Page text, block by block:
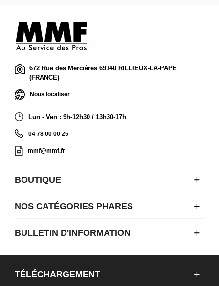
672 Rue des Mercières 69140 RILLIEUX-LA-PAPE
(FRANCE)
Nous localiser
Lun - Ven : 9h-12h30 / 13h30-17h
04 78 00 00 25
mmf@mmf.fr
BOUTIQUE
NOS CATÉGORIES PHARES
BULLETIN D'INFORMATION
TÉLÉCHARGEMENT